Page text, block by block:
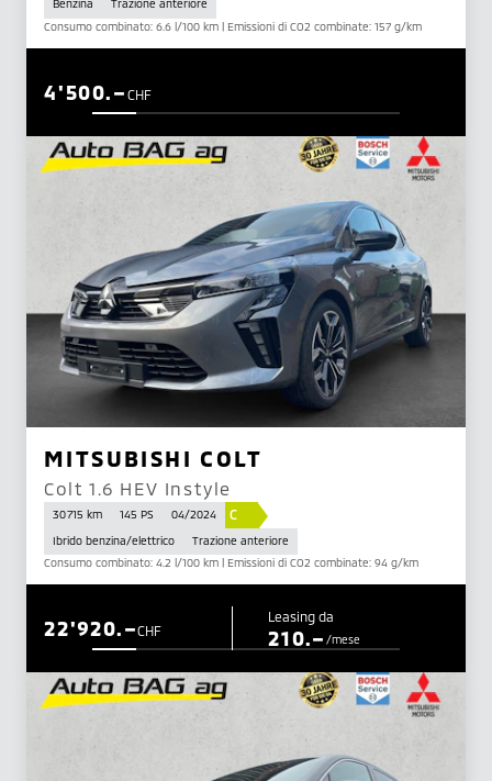
Benzina
Trazione anteriore
Consumo combinato: 6.6 l/100 km | Emissioni di CO2 combinate: 157 g/km
CHF
4'500.–
MITSUBISHI COLT
Colt 1.6 HEV Instyle
30 715 km 145 PS 04/2024 C
Ibrido benzina/elettrico
Trazione anteriore
Consumo combinato: 4.2 l/100 km | Emissioni di CO2 combinate: 94 g/km
CHF
22'920.– Leasing da
210.–/mese